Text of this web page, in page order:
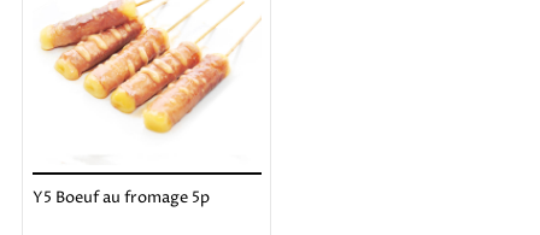
Y5 Boeuf au fromage 5p